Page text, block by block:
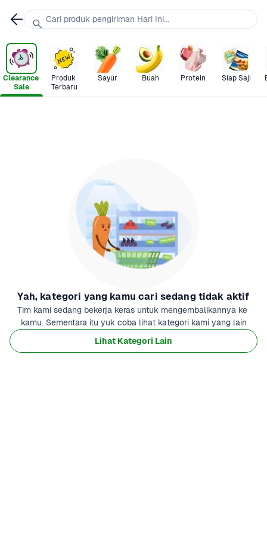
Clearance
Sale
Produk
Terbaru
Sayur Buah Protein Siap Saji
Yah, kategori yang kamu cari sedang tidak aktif
Tim kami sedang bekerja keras untuk mengembalikannya ke
kamu. Sementara itu yuk coba lihat kategori kami yang lain
Lihat Kategori Lain
Cari produk pengiriman Hari Ini...